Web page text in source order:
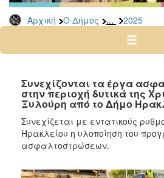
Αρχική Ο Δήμος ... 2025
2026
2024
2022
2021
2020
2019
2018
Συνεχίζονται τα έργα
στην περιοχή δυτικά της
Ξυλούρη από το Δήμο
Συνεχίζεται με εντατικούς
Ηρακλείου η υλοποίηση του
ασφαλτοστρώσεων.